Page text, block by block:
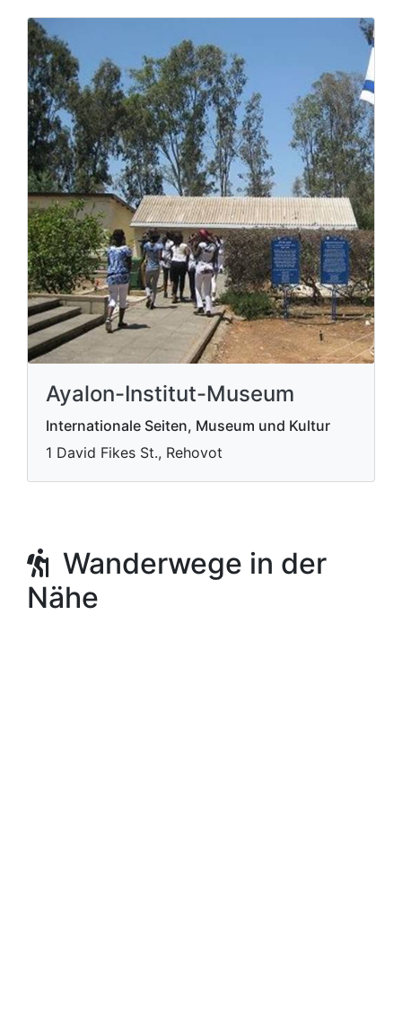
Ayalon-Institut-Museum
Internationale Seiten, Museum und Kultur
1 David Fikes St., Rehovot
Wanderwege in der
Nähe